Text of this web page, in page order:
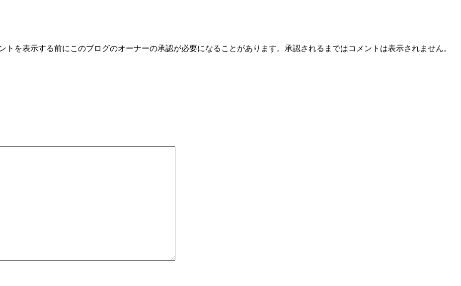
を表示する前にこのブログのオーナーの承認が必要になることがあります。承認されるまではコメントは表示されません。